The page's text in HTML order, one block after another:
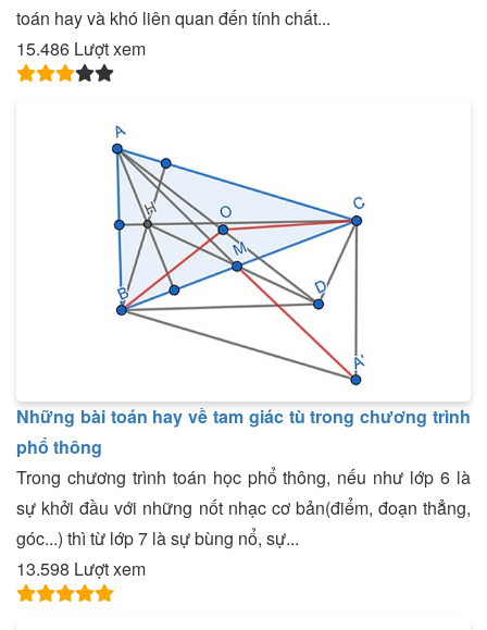
toán hay và khó liên quan đến tính chất...
15.486 Lượt xem
Những bài toán hay về tam giác tù trong chương trình
phổ thông
Trong chương trình toán học phổ thông, nếu như lớp 6 là
sự khởi đầu với những nốt nhạc cơ bản(điểm, đoạn thẳng,
góc...) thì từ lớp 7 là sự bùng nổ, sự...
13.598 Lượt xem